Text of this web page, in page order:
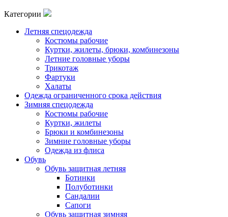
Категории
Летняя спецодежда
Костюмы рабочие
Куртки, жилеты, брюки, комбинезоны
Летние головные уборы
Трикотаж
Фартуки
Халаты
Одежда ограниченного срока действия
Зимняя спецодежда
Костюмы рабочие
Куртки, жилеты
Брюки и комбинезоны
Зимние головные уборы
Одежда из флиса
Обувь
Обувь защитная летняя
Ботинки
Полуботинки
Сандалии
Сапоги
Обувь защитная зимняя